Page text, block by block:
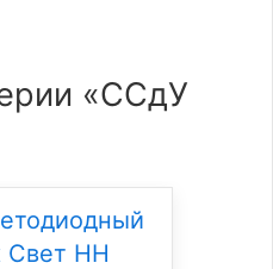
«ССдУ
Свет НН